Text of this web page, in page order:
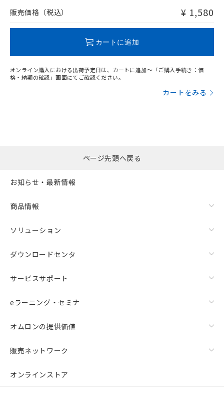
問い合わせください。
販売価格（税込） ¥ 1,580
カートに追加
オンライン購入における出荷予定日は、カートに追加～「ご購入手続き：価
格・納期の確認」画面にてご確認ください。
カートをみる
ページ先頭へ戻る
お知らせ・最新情報
商品情報
ソリューション
ダウンロードセンタ
サービスサポート
eラーニング・セミナ
オムロンの提供価値
販売ネットワーク
オンラインストア